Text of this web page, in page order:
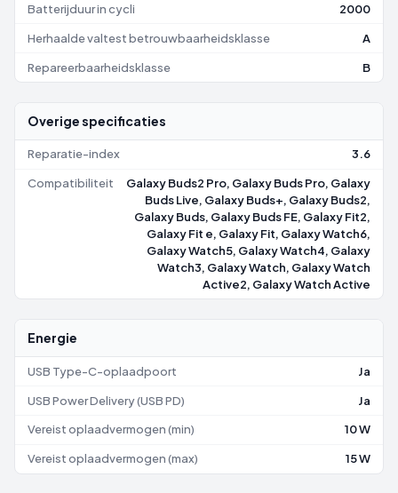
Batterijduur in cycli 2000
Herhaalde valtest betrouwbaarheidsklasse A
Repareerbaarheidsklasse B
Overige specificaties
Reparatie-index 3.6
Compatibiliteit
Galaxy Buds2 Pro, Galaxy Buds Pro, Galaxy
Buds Live, Galaxy Buds+, Galaxy Buds2,
Galaxy Buds, Galaxy Buds FE, Galaxy Fit2,
Galaxy Fit e, Galaxy Fit, Galaxy Watch6,
Galaxy Watch5, Galaxy Watch4, Galaxy
Watch3, Galaxy Watch, Galaxy Watch
Active2, Galaxy Watch Active
Energie
USB Type-C-oplaadpoort Ja
USB Power Delivery (USB PD) Ja
Vereist oplaadvermogen (min) 10 W
Vereist oplaadvermogen (max) 15 W